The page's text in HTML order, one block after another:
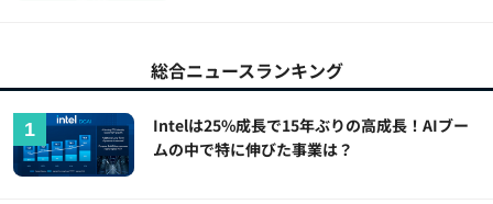
総合ニュースランキング
Intelは25%成長で15年ぶりの高成長！AIブー
ムの中で特に伸びた事業は？